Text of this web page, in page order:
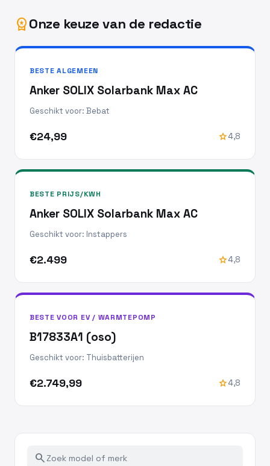
workspace_premiumOnze keuze van de redactie
BESTE ALGEMEEN
Anker SOLIX Solarbank Max AC
Geschikt voor: Bebat
€24,99 star4,8
BESTE PRIJS/KWH
Anker SOLIX Solarbank Max AC
Geschikt voor: Instappers
€2.499 star4,8
BESTE VOOR EV / WARMTEPOMP
B17833A1 (oso)
Geschikt voor: Thuisbatterijen
€2.749,99 star4,8
search